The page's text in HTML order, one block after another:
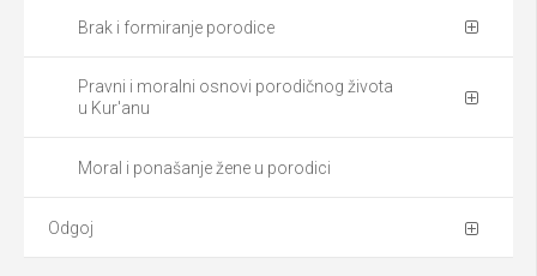
Brak i formiranje porodice
Pravni i moralni osnovi porodičnog života
u Kur'anu
Moral i ponašanje žene u porodici
Odgoj